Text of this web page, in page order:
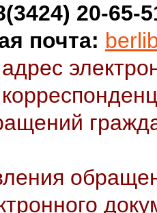
20-65-
почта: